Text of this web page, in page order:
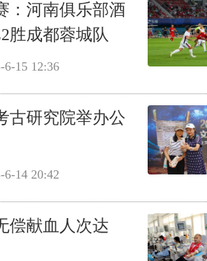
：河南俱乐部酒
胜成都蓉城队
6-15 12:36
古研究院举办公
6-14 20:42
偿献血人次达